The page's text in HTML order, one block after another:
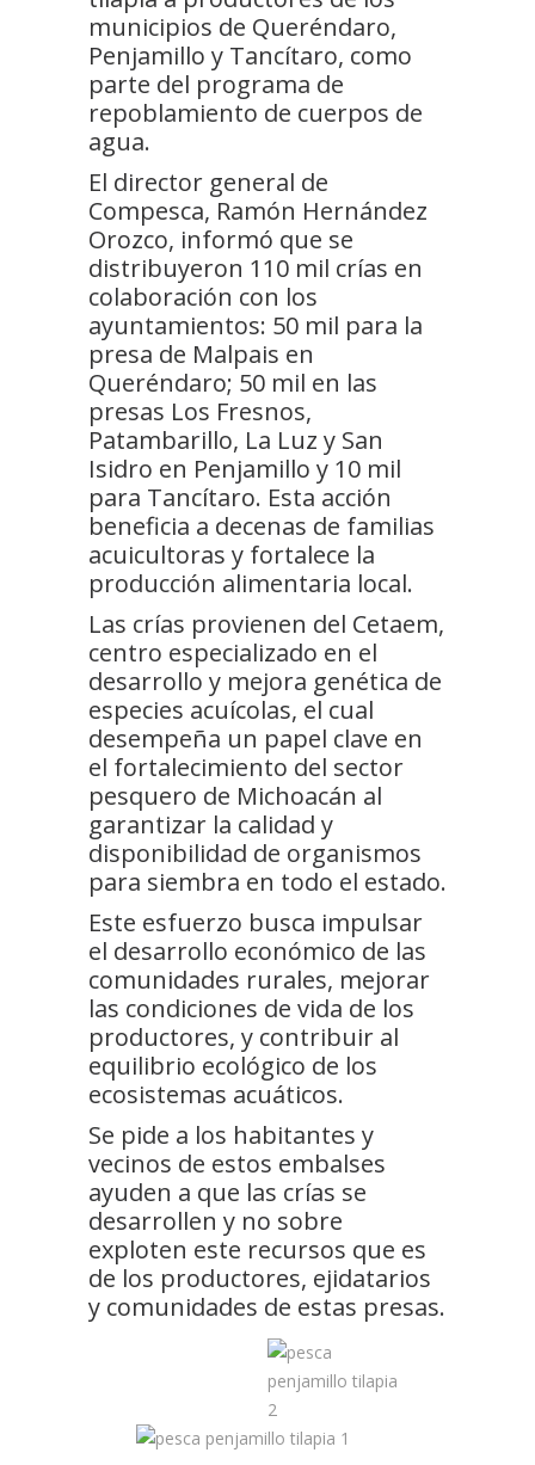
municipios de Queréndaro,
Penjamillo y Tancítaro, como
parte del programa de
repoblamiento de cuerpos de
agua.
El director general de
Compesca, Ramón Hernández
Orozco, informó que se
distribuyeron 110 mil crías en
colaboración con los
ayuntamientos: 50 mil para la
presa de Malpais en
Queréndaro; 50 mil en las
presas Los Fresnos,
Patambarillo, La Luz y San
Isidro en Penjamillo y 10 mil
para Tancítaro. Esta acción
beneficia a decenas de familias
acuicultoras y fortalece la
producción alimentaria local.
Las crías provienen del Cetaem,
centro especializado en el
desarrollo y mejora genética de
especies acuícolas, el cual
desempeña un papel clave en
el fortalecimiento del sector
pesquero de Michoacán al
garantizar la calidad y
disponibilidad de organismos
para siembra en todo el estado.
Este esfuerzo busca impulsar
el desarrollo económico de las
comunidades rurales, mejorar
las condiciones de vida de los
productores, y contribuir al
equilibrio ecológico de los
ecosistemas acuáticos.
Se pide a los habitantes y
vecinos de estos embalses
ayuden a que las crías se
desarrollen y no sobre
exploten este recursos que es
de los productores, ejidatarios
y comunidades de estas presas.